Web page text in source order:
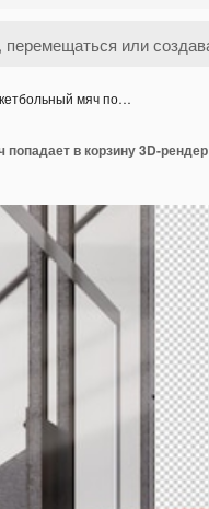
мяч по…
в корзину 3D-рендер